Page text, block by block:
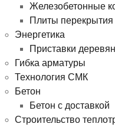
Железобетонные
Плиты перекрытия
Энергетика
Приставки
Гибка арматуры
Технология СМК
Бетон
Бетон с доставкой
Строительство